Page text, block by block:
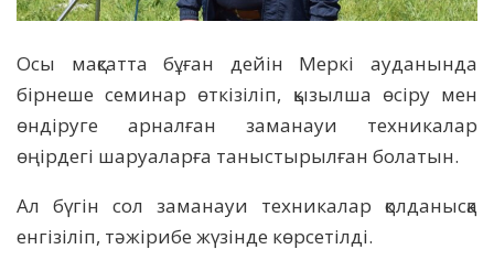
Осы мақсатта бұған дейін Меркі ауданында
бірнеше семинар өткізіліп, қызылша өсіру мен
өндіруге арналған заманауи техникалар
өңірдегі шаруаларға таныстырылған болатын.
Ал бүгін сол заманауи техникалар қолданысқа
енгізіліп, тәжірибе жүзінде көрсетілді.